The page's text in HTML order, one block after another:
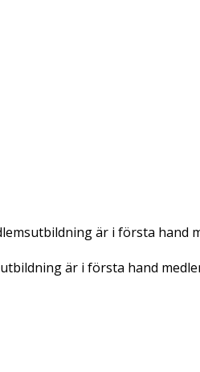
är i första hand
är i första hand